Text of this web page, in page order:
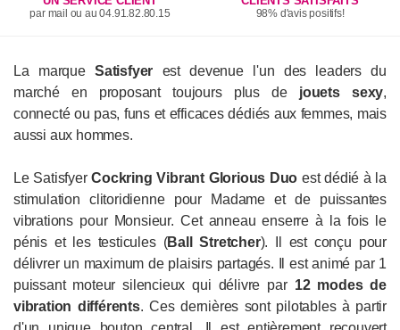
par mail ou au 04.91.82.80.15 98% d'avis positifs!
La marqueSatisfyer est devenue l'un des leaders du
marché en proposant toujours plus de jouets sexy,
connecté ou pas, funs et efficaces dédiés aux femmes, mais
aussi aux hommes.
Le SatisfyerCockring Vibrant Glorious Duo est dédié à la
stimulation clitoridienne pour Madame et de puissantes
vibrations pour Monsieur. Cet anneau enserre à la fois le
pénis et les testicules (Ball Stretcher). Il est conçu pour
délivrer un maximum de plaisirs partagés. Il est animé par 1
puissant moteur silencieux qui délivre par 12 modes de
vibration différents. Ces dernières sont pilotables à partir